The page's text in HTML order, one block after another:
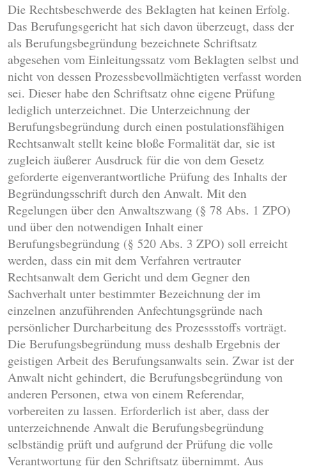
Die Rechtsbeschwerde des Beklagten hat keinen Erfolg.
Das Berufungsgericht hat sich davon überzeugt, dass der
als Berufungsbegründung bezeichnete Schriftsatz
abgesehen vom Einleitungssatz vom Beklagten selbst und
nicht von dessen Prozessbevollmächtigten verfasst worden
sei. Dieser habe den Schriftsatz ohne eigene Prüfung
lediglich unterzeichnet. Die Unterzeichnung der
Berufungsbegründung durch einen postulationsfähigen
Rechtsanwalt stellt keine bloße Formalität dar, sie ist
zugleich äußerer Ausdruck für die von dem Gesetz
geforderte eigenverantwortliche Prüfung des Inhalts der
Begründungsschrift durch den Anwalt. Mit den
Regelungen über den Anwaltszwang (§ 78 Abs. 1 ZPO)
und über den notwendigen Inhalt einer
Berufungsbegründung (§ 520 Abs. 3 ZPO) soll erreicht
werden, dass ein mit dem Verfahren vertrauter
Rechtsanwalt dem Gericht und dem Gegner den
Sachverhalt unter bestimmter Bezeichnung der im
einzelnen anzuführenden Anfechtungsgründe nach
persönlicher Durcharbeitung des Prozessstoffs vorträgt.
Die Berufungsbegründung muss deshalb Ergebnis der
geistigen Arbeit des Berufungsanwalts sein. Zwar ist der
Anwalt nicht gehindert, die Berufungsbegründung von
anderen Personen, etwa von einem Referendar,
vorbereiten zu lassen. Erforderlich ist aber, dass der
unterzeichnende Anwalt die Berufungsbegründung
selbständig prüft und aufgrund der Prüfung die volle
Verantwortung für den Schriftsatz übernimmt. Aus